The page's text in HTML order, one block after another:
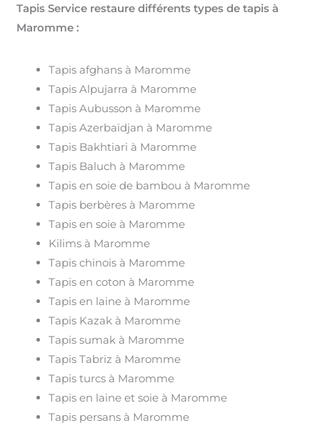
Tapis Service restaure différents types de tapis à
Maromme :
Tapis afghans à Maromme
Tapis Alpujarra à Maromme
Tapis Aubusson à Maromme
Tapis Azerbaïdjan à Maromme
Tapis Bakhtiari à Maromme
Tapis Baluch à Maromme
Tapis en soie de bambou à Maromme
Tapis berbères à Maromme
Tapis en soie à Maromme
Kilims à Maromme
Tapis chinois à Maromme
Tapis en coton à Maromme
Tapis en laine à Maromme
Tapis Kazak à Maromme
Tapis sumak à Maromme
Tapis Tabriz à Maromme
Tapis turcs à Maromme
Tapis en laine et soie à Maromme
Tapis persans à Maromme